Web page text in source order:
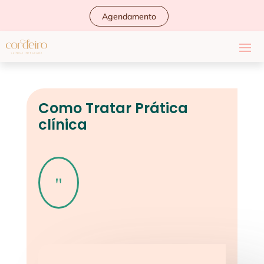
Agendamento
Como Tratar Prática
clínica
"